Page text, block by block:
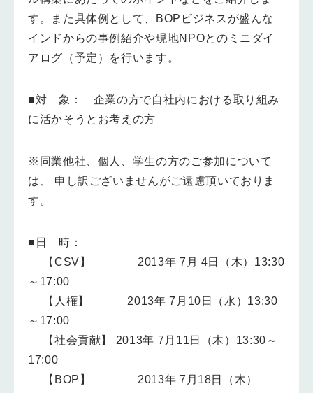
す。また具体例として、BOPビジネスが盛んな
インドからの事例紹介や現地NPOとのミニダイ
アログ（予定）を行います。
■対 象： 企業の方で自社内における取り組み
に活かそうとお考えの方
※同業他社、個人、学生の方のご参加について
は、 申し訳ございませんがご遠慮頂いておりま
す。
■日 時：
【CSV】 2013年 7月 4日（木）13:30
～17:00
【人権】 2013年 7月10日（水）13:30
～17:00
【社会貢献】 2013年 7月11日（木）13:30～
17:00
【BOP】 2013年 7月18日（木）